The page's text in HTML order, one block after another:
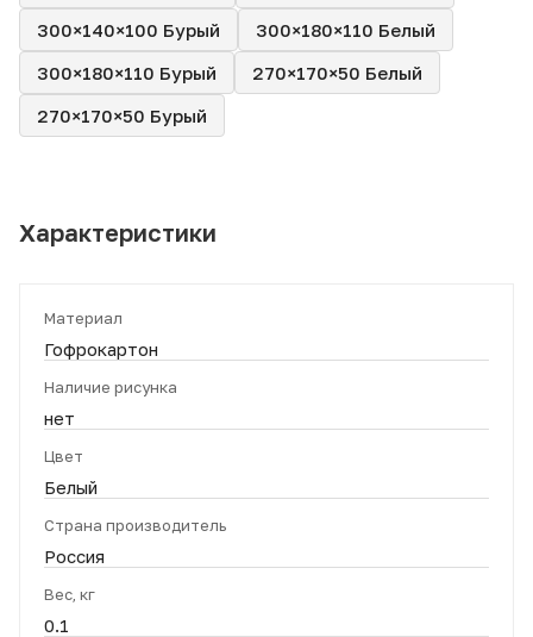
300×140×100 Бурый
300×180×110 Белый
300×180×110 Бурый
270×170×50 Белый
270×170×50 Бурый
Характеристики
Материал
Гофрокартон
Наличие рисунка
нет
Цвет
Белый
Страна производитель
Россия
Вес, кг
0.1